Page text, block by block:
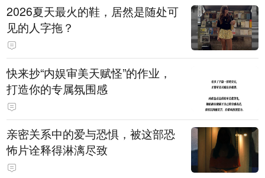
2026夏天最火的鞋，居然是随处可
见的人字拖？
快来抄“内娱审美天赋怪”的作业，
打造你的专属氛围感
亲密关系中的爱与恐惧，被这部恐
怖片诠释得淋漓尽致